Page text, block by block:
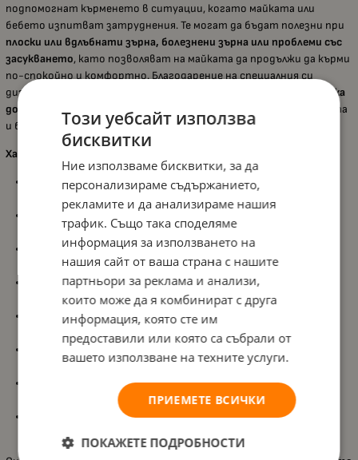
подпомогнат кърменето в ситуации, когато майката или
бебето изпитват затруднения. Те могат да бъдат полезни при
плоски или вдлъбнати зърна, болезнени зърна или проблеми със
засукването, като позволяват на майката да продължи да кърми
по-спокойно и комфортно. Благодарение на специалния си
дизайн, предпазителите осигуряват
максимален контакт кожа
до кожа
, което подпомага естествената връзка между майката
и бебето по време на хранене.
Характеристики:
Силиконови зърна Medela, подпомагат кърменето при
Подходящи при
плоски или вдлъбнати зърна, болезнени
зърна и затруднено засукване;
Специална форма за контакт кожа до кожа
близък контакт между майката и бебето;
РазмерM – 20 mm, съобразен с индивидуалните нужди на
майките;
Изработени отмек и фин силикон, осигурява комфорт по
Част от серия с различни размери
S (16 mm), M (20 mm) и L
(24 mm);
консултация със специалист по кърмене
правилен избор и употреба;
, използвана и препоръчвана от здравни
Този уебсайт използва
бисквитки
Ние използваме бисквитки, за да
персонализираме съдържанието,
рекламите и да анализираме нашия
трафик. Също така споделяме
информация за използването на
нашия сайт от ваша страна с нашите
партньори за реклама и анализи,
които може да я комбинират с друга
информация, която сте им
предоставили или която са събрали от
вашето използване на техните услуги.
ПРИЕМЕТЕ ВСИЧКИ
ПОКАЖЕТЕ ПОДРОБНОСТИ